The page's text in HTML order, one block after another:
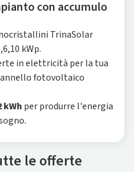
con accumulo
TrinaSolar
kWp.
in elettricità per la tua
fotovoltaico
kWh per produrre l'energia
le offerte